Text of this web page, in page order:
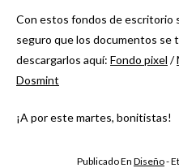
Con estos fondos de escritorio
seguro que los documentos se
descargarlos aquí: Fondo pixel /
Dosmint
¡A por este martes, bonitistas!
Publicado En Diseño-